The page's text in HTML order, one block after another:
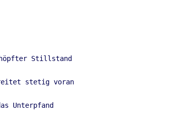
Stillstand
stetig voran
Unterpfand